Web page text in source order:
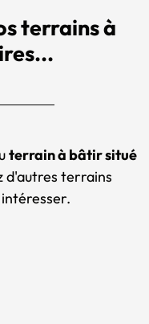
terrains à
terrain à bâtir situé
d'autres terrains